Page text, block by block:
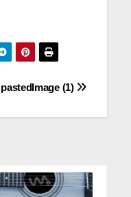
pastedImage (1)